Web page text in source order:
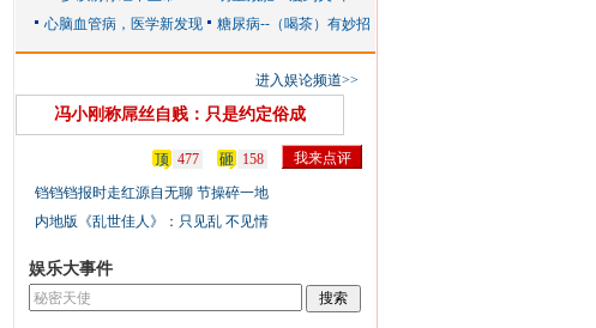
进入娱论频道>>
冯小刚称屌丝自贱：只是约定俗成
顶 477 砸
158
铛铛铛报时走红源自无聊 节操碎一地
内地版《乱世佳人》：只见乱 不见情
娱乐大事件